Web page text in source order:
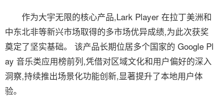
作为大宇无限的核心产品,Lark Player 在拉丁美洲和
中东北非等新兴市场取得的多市场优异成绩,为此次获奖
奠定了坚实基础。 该产品长期位居多个国家的 Google Pl
ay 音乐类应用榜前列,凭借对区域文化和用户偏好的深入
洞察,持续推出场景化功能创新,显著提升了本地用户体
验。